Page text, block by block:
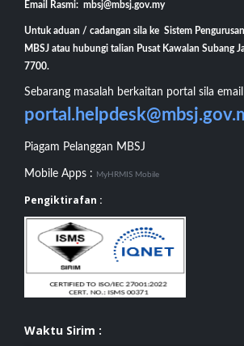
Email Rasmi: mbsj@mbsj.gov.my
Untuk aduan / cadangan sila ke Sistem
MBSJ atau hubungi talian Pusat Kawalan Subang
7700.
Sebarang masalah berkaitan portal sila
Piagam Pelanggan MBSJ
Mobile Apps : MyHRMIS Mobile
Pengiktirafan :
Waktu Sirim :